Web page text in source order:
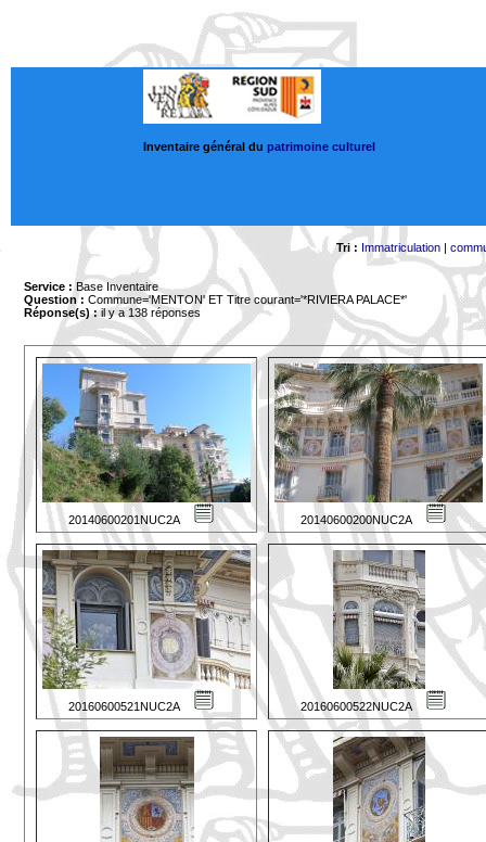
Inventaire général du patrimoine culturel
Tri : Immatriculation|
Service : Base Inventaire
Question : Commune='MENTON' ET Titre courant='*RIVIERA PALACE*'
Réponse(s) :il y a 138 réponses
20140600201NUC2A 20140600200NUC2A
20160600521NUC2A 20160600522NUC2A